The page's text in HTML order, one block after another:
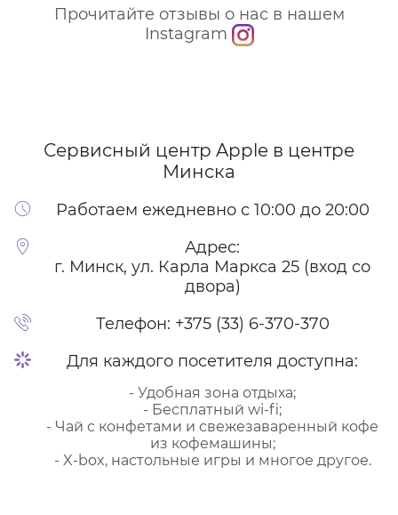
Прочитайте отзывы о нас в нашем
Instagram
Сервисный центр Apple в центре
Минска
Работаем ежедневно с 10:00 до 20:00
Адрес:
г. Минск, ул. Карла Маркса 25 (вход со
двора)
Телефон: +375 (33) 6-370-370
Для каждого посетителя доступна:
- Удобная зона отдыха;
- Бесплатный wi-fi;
- Чай с конфетами и свежезаваренный кофе
из кофемашины;
- X-box, настольные игры и многое другое.